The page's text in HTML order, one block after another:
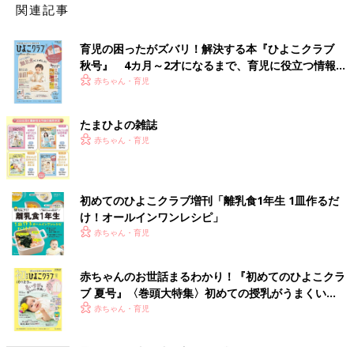
関連記事
育児の困ったがズバリ！解決する本『ひよこクラブ
秋号』 4カ月～2才になるまで、育児に役立つ情報が
いっぱい！
赤ちゃん・育児
たまひよの雑誌
赤ちゃん・育児
初めてのひよこクラブ増刊「離乳食1年生 1皿作るだ
け！オールインワン​レシピ」
赤ちゃん・育児
赤ちゃんのお世話まるわかり！『初めてのひよこクラ
ブ 夏号』〈巻頭大特集〉初めての授乳がうまくい
く！ おっぱい・ミルクの基本と夏のトラブル 解決テ
赤ちゃん・育児